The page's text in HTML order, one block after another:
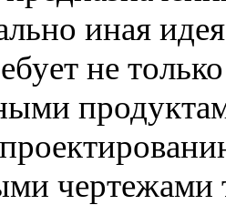
иная
не
чертежами